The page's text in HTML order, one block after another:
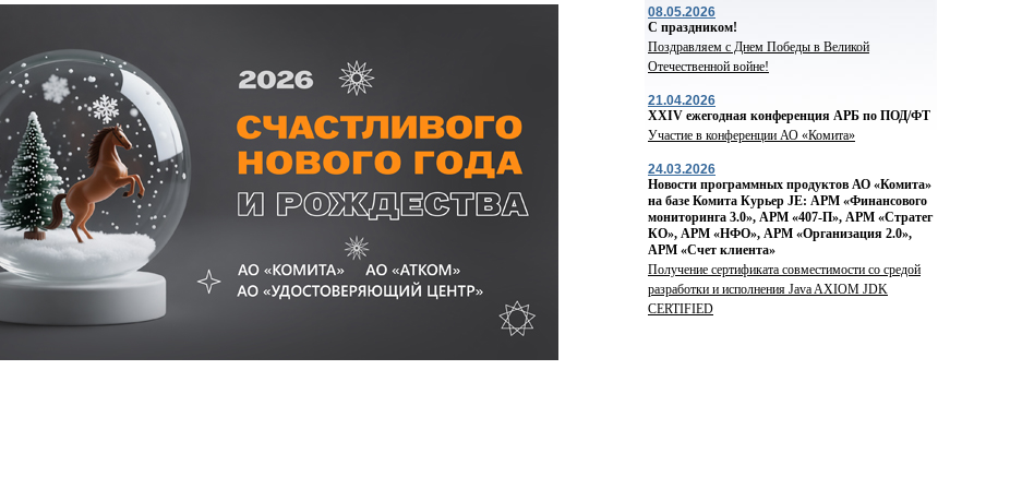
08.05.2026
С праздником!
Поздравляем с Днем Победы в Великой
Отечественной войне!
21.04.2026
ХХIV ежегодная конференция АРБ по ПОД/ФТ
Участие в конференции АО «Комита»
24.03.2026
Новости программных продуктов АО «Комита»
на базе Комита Курьер JE: АРМ «Финансового
мониторинга 3.0», АРМ «407-П», АРМ «Стратег
КО», АРМ «НФО», АРМ «Организация 2.0»,
АРМ «Счет клиента»
Получение сертификата совместимости со средой
разработки и исполнения Java AXIOM JDK
CERTIFIED